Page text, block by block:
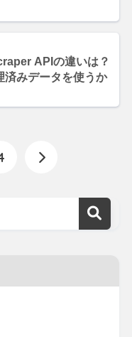
APIの違いは？
済みデータを使うか